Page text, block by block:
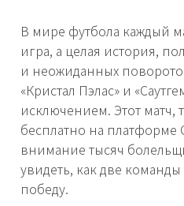
В мире футбола каждый
игра, а целая история,
и неожиданных
«Кристал Пэлас» и
исключением. Этот матч,
бесплатно на платформе
внимание тысяч
увидеть, как две команды
победу.